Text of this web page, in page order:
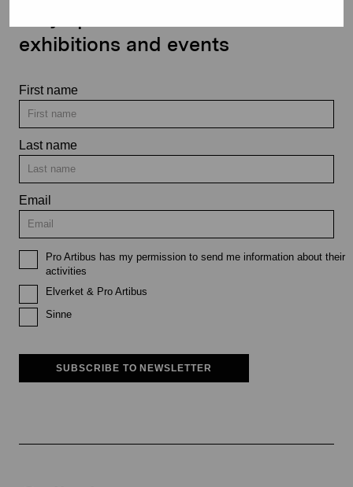
exhibitions and events
First name
Last name
Email
Pro Artibus has my permission to send me information about their
activities
Elverket & Pro Artibus
Sinne
SUBSCRIBE TO NEWSLETTER